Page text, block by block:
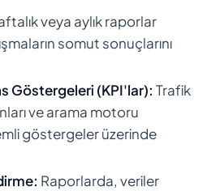
veya aylık raporlar
somut sonuçlarını
Göstergeleri (KPI'lar): Trafik
ve arama motoru
göstergeler üzerinde
Raporlarda, veriler